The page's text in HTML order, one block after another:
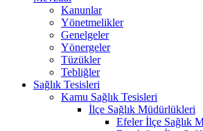
Kanunlar
Yönetmelikler
Genelgeler
Yönergeler
Tüzükler
Tebliğler
Sağlık Tesisleri
Kamu Sağlık Tesisleri
İlçe Sağlık Müdürlükleri
Efeler İlçe Sağlık